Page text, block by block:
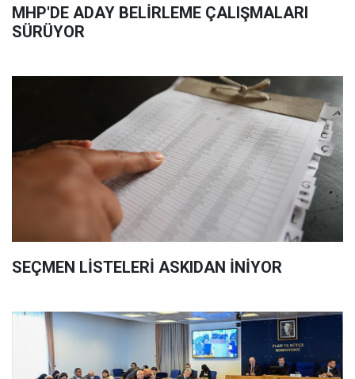
MHP'DE ADAY BELİRLEME ÇALIŞMALARI
SÜRÜYOR
SEÇMEN LİSTELERİ ASKIDAN İNİYOR